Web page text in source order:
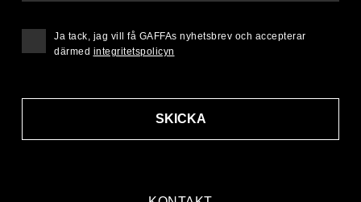
SKICKA
Ja tack, jag vill få GAFFAs nyhetsbrev och accepterar
därmed integritetspolicyn